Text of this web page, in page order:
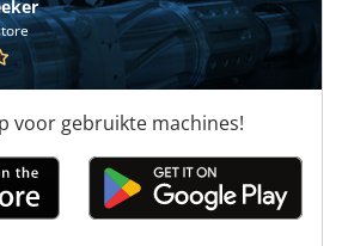
voor gebruikte machines!